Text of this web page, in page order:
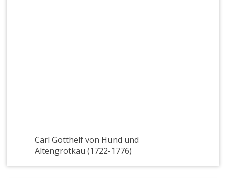
Carl Gotthelf von Hund und
Altengrotkau (1722-1776)